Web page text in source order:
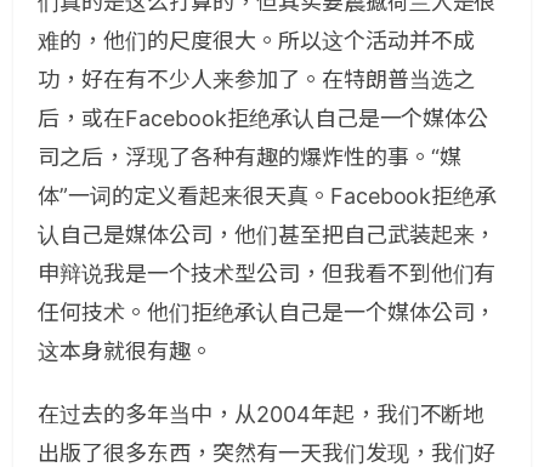
难的，他们的尺度很大。所以这个活动并不成
功，好在有不少人来参加了。 在特朗普当选之
后，或在Facebook拒绝承认自己是一个媒体公
司之后，浮现了各种有趣的爆炸性的事。“媒
体”一词的定义看起来很天真。Facebook拒绝承
认自己是媒体公司，他们甚至把自己武装起来，
申辩说我是一个技术型公司，但我看不到他们有
任何技术。他们拒绝承认自己是一个媒体公司，
这本身就很有趣。
在过去的多年当中，从2004年起，我们不断地
出版了很多东西，突然有一天我们发现，我们好